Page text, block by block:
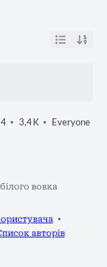
3,4 K Everyone
вовка
авторів